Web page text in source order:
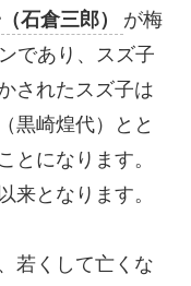
石倉三郎）
が梅
であり、スズ子
されたスズ子は
黒崎煌代）とと
とになります。
来となります。
若くして亡くな